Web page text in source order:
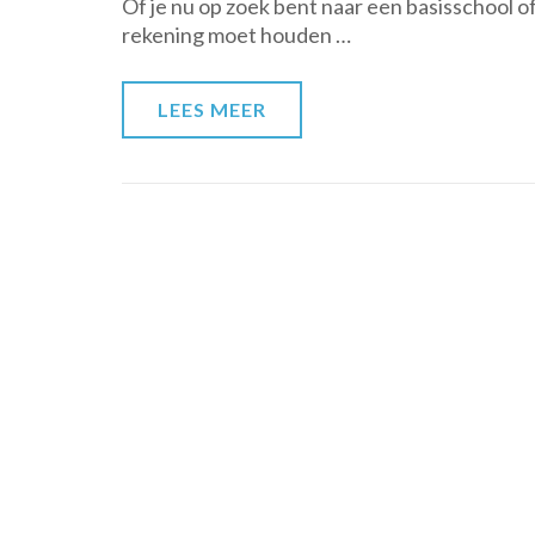
Of je nu op zoek bent naar een basisschool
rekening moet houden …
LEES MEER